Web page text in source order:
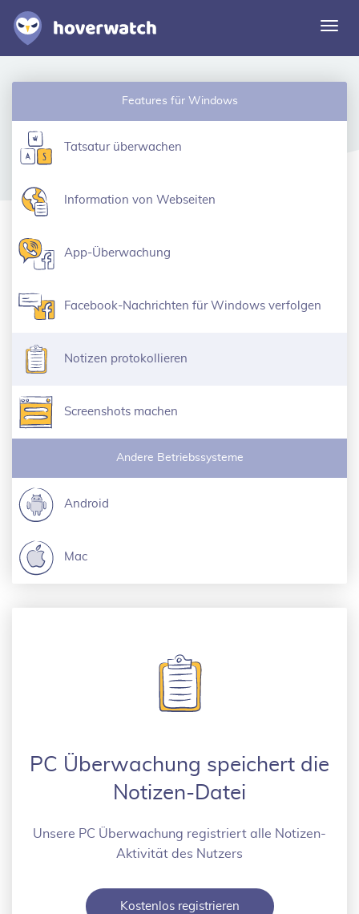
Funktionen
Einloggen
Features für Windows
Tatsatur überwachen
Information von Webseiten
App-Überwachung
Facebook-Nachrichten für Windows verfolgen
Notizen protokollieren
Screenshots machen
Andere Betriebssysteme
Android
Mac
PC Überwachung speichert die
Notizen-Datei
Unsere PC Überwachung registriert alle Notizen-
Aktivität des Nutzers
Kostenlos registrieren